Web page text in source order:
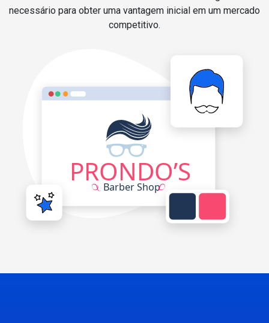
necessário para obter uma vantagem inicial em um mercado
competitivo.